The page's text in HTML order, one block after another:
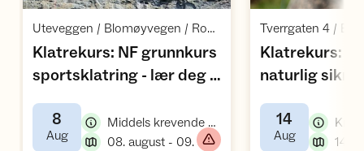
Åpne aktivitet
Uteveggen / Blomøyvegen / Rong
Klatrekurs: NF grunnkurs
sportsklatring - lær deg å
klatre ute
8
Aug,
Middels krevende kurs, klatrekurs
,
08. august - 09. august
Tverrgaten 4 /
Klatrekurs:
naturlig
14
Aug,